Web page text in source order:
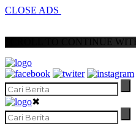
CLOSE ADS
SCROLL TO CONTINUE
✖